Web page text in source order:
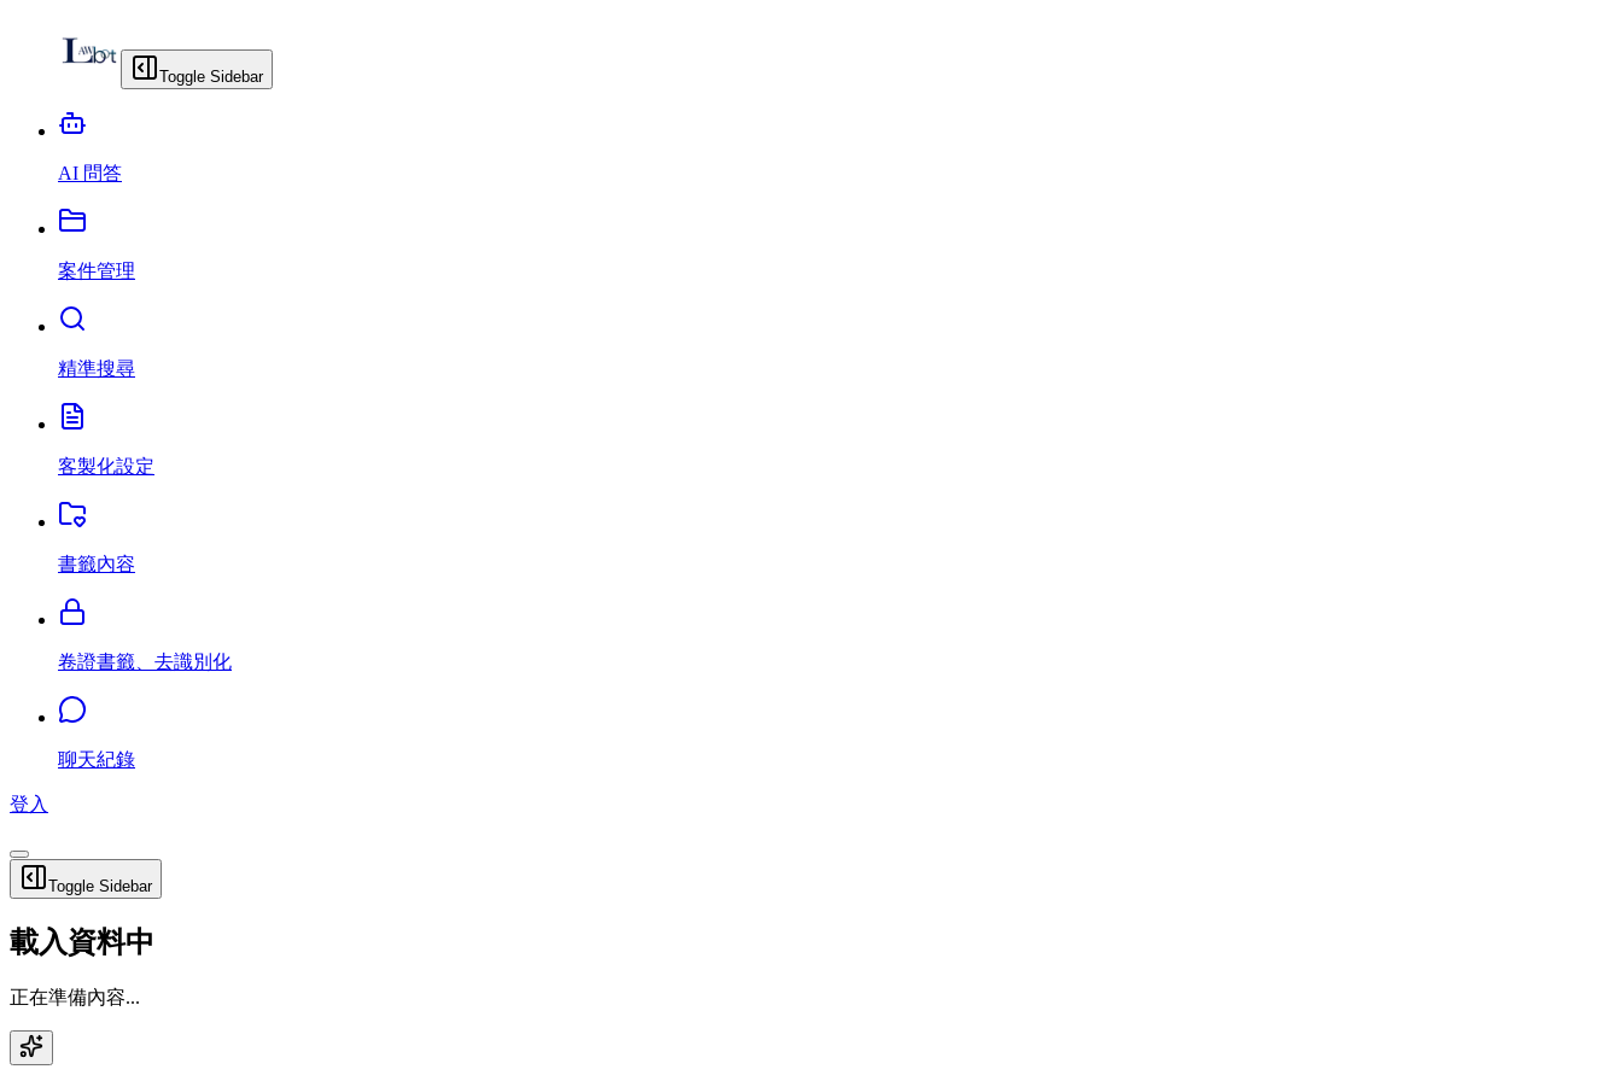
Toggle Sidebar
AI 問答
案件管理
精準搜尋
客製化設定
書籤內容
卷證書籤、去識別化
聊天紀錄
登入
Toggle Sidebar
載入資料中
正在準備內容...